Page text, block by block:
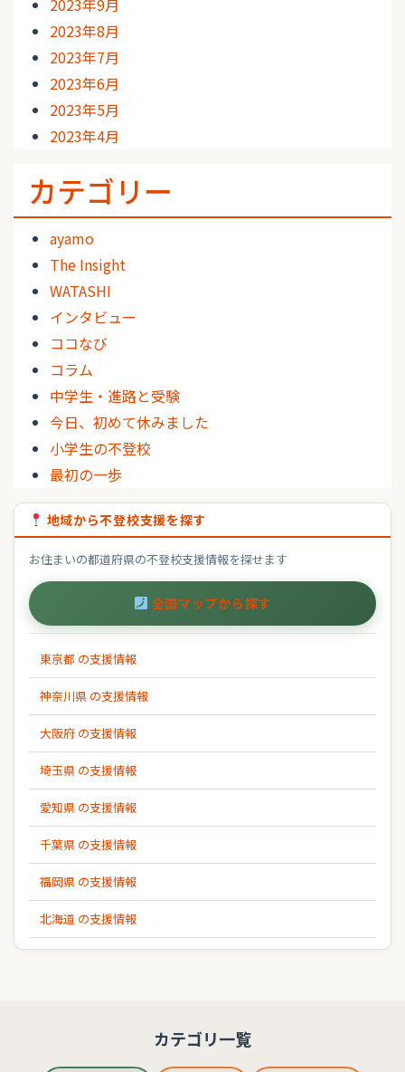
2023年8月
2023年7月
2023年6月
2023年5月
2023年4月
カテゴリー
ayamo
The Insight
WATASHI
インタビュー
ココなび
コラム
中学生・進路と受験
今日、初めて休みました
小学生の不登校
最初の一歩
地域から不登校支援を探す
お住まいの都道府県の不登校支援情報を探せます
全国マップから探す
東京都 の支援情報
神奈川県 の支援情報
大阪府 の支援情報
埼玉県 の支援情報
愛知県 の支援情報
千葉県 の支援情報
福岡県 の支援情報
北海道 の支援情報
カテゴリ一覧